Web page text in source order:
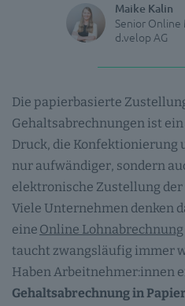
Maike Kalin
Senior
d.velop AG
Die papierbasierte
Gehaltsabrechnungen ist
Druck, die Konfektionierung
nur aufwändiger, sondern
elektronische Zustellung
Viele Unternehmen denken
eine Online Lohnabrechnung
taucht zwangsläufig immer
Haben Arbeitnehmer:innen
Gehaltsabrechnung in